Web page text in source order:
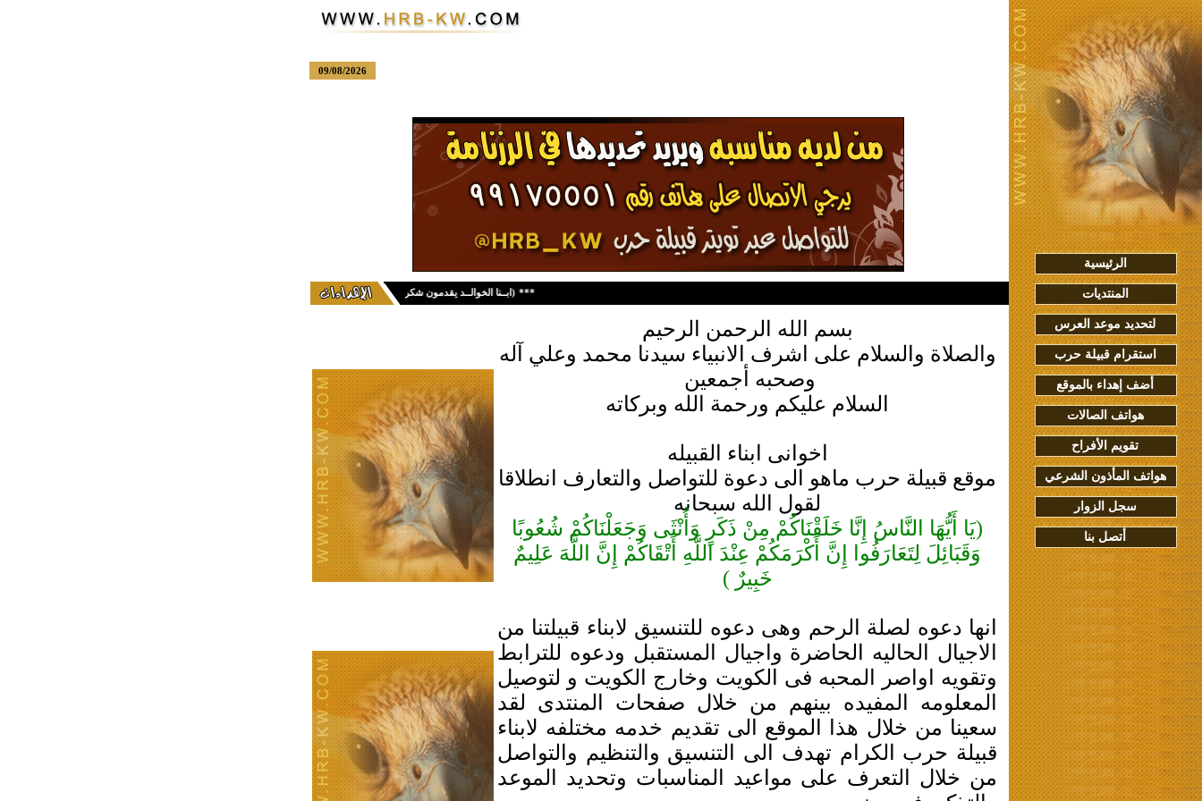
الرئيسية
المنتديات
لتحديد موعد العرس
استقرام قبيلة حرب
أضف إهداء بالموقع
هواتف الصالات
تقويم الأفراح
هواتف المأذون الشرعي
سجل الزوار
أتصل بنا
09/08/2026
ابــنا الخوالــد يقدمون شكرهم ونهني من ساهم في هذا المشروع الناجح ^^عساكم للقوة ومبارك عليكم الشهر^عساكم من عوادة)عبدالعزيز سعود عبداللة الخوالد) ***
بسم الله الرحمن الرحيم
والصلاة والسلام على اشرف الانبياء سيدنا محمد وعلي آله
وصحبه أجمعين
السلام عليكم ورحمة الله وبركاته
اخوانى ابناء القبيله
موقع قبيلة حرب ماهو الى دعوة للتواصل والتعارف انطلاقا
لقول الله سبحانه
(يَا أَيُّهَا النَّاسُ إِنَّا خَلَقْنَاكُمْ مِنْ ذَكَرٍ وَأُنْثَى وَجَعَلْنَاكُمْ شُعُوبًا
وَقَبَائِلَ لِتَعَارَفُوا إِنَّ أَكْرَمَكُمْ عِنْدَ اللَّهِ أَتْقَاكُمْ إِنَّ اللَّهَ عَلِيمٌ
خَبِيرٌ )
انها دعوه لصلة الرحم وهى دعوه للتنسيق لابناء قبيلتنا من
الاجيال الحاليه الحاضرة واجيال المستقبل ودعوه للترابط
وتقويه اواصر المحبه فى الكويت وخارج الكويت و لتوصيل
المعلومه المفيده بينهم من خلال صفحات المنتدى لقد
سعينا من خلال هذا الموقع الى تقديم خدمه مختلفه لابناء
قبيلة حرب الكرام تهدف الى التنسيق والتنظيم والتواصل
من خلال التعرف على مواعيد المناسبات وتحديد الموعد